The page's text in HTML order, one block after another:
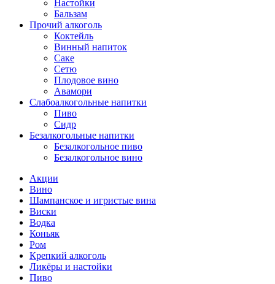
Настойки
Бальзам
Прочий алкоголь
Коктейль
Винный напиток
Саке
Сетю
Плодовое вино
Авамори
Слабоалкогольные напитки
Пиво
Сидр
Безалкогольные напитки
Безалкогольное пиво
Безалкогольное вино
Акции
Вино
Шампанское и игристые вина
Виски
Водка
Коньяк
Ром
Крепкий алкоголь
Ликёры и настойки
Пиво